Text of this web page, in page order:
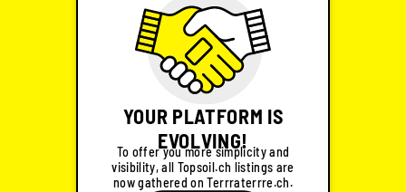
YOUR PLATFORM IS
EVOLVING!
To offer you more simplicity and
visibility, all Topsoil.ch listings are
now gathered on Terrraterrre.ch.